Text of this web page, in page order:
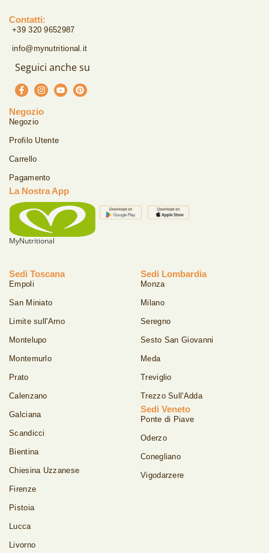
Contatti:
+39 320 9652987
info@mynutritional.it
Seguici anche su
Negozio
Negozio
Profilo Utente
Carrello
Pagamento
La Nostra App
MyNutritional
Sedi Toscana
Empoli
San Miniato
Limite sull'Arno
Montelupo
Montemurlo
Prato
Calenzano
Galciana
Scandicci
Bientina
Chiesina Uzzanese
Firenze
Pistoia
Lucca
Livorno
Sedi Lombardia
Monza
Milano
Seregno
Sesto San Giovanni
Meda
Treviglio
Trezzo Sull'Adda
Sedi Veneto
Ponte di Piave
Oderzo
Conegliano
Vigodarzere